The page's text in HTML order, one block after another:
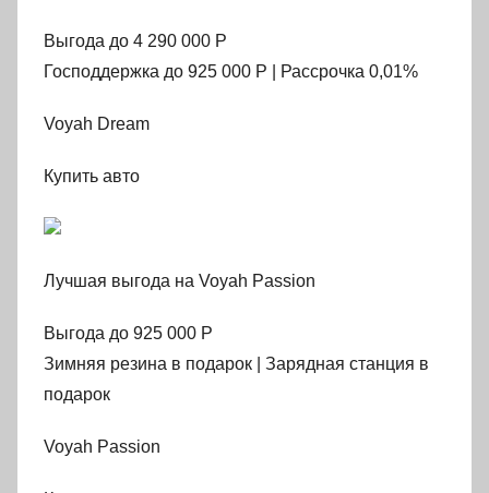
Выгода до 4 290 000 Р
Господдержка до 925 000 Р | Рассрочка 0,01%
Voyah Dream
Купить авто
Лучшая выгода на Voyah Passion
Выгода до 925 000 Р
Зимняя резина в подарок | Зарядная станция в
подарок
Voyah Passion